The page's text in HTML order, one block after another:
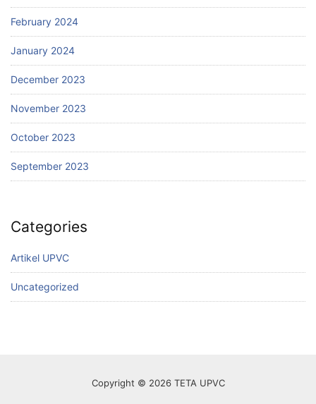
February 2024
January 2024
December 2023
November 2023
October 2023
September 2023
Categories
Artikel UPVC
Uncategorized
Copyright © 2026 TETA UPVC